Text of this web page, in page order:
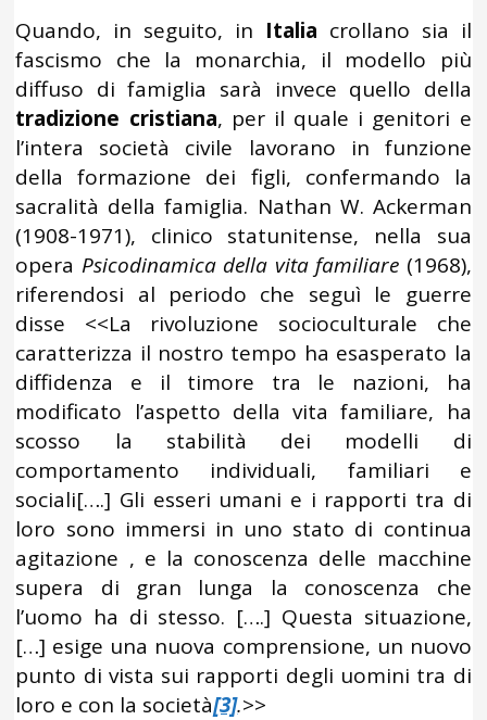
Quando, in seguito, in Italia crollano sia il
fascismo che la monarchia, il modello più
diffuso di famiglia sarà invece quello della
tradizione cristiana, per il quale i genitori e
l’intera società civile lavorano in funzione
della formazione dei figli, confermando la
sacralità della famiglia. Nathan W. Ackerman
(1908-1971), clinico statunitense, nella sua
opera Psicodinamica della vita familiare (1968),
riferendosi al periodo che seguì le guerre
disse <<La rivoluzione socioculturale che
caratterizza il nostro tempo ha esasperato la
diffidenza e il timore tra le nazioni, ha
modificato l’aspetto della vita familiare, ha
scosso la stabilità dei modelli di
comportamento individuali, familiari e
sociali[….] Gli esseri umani e i rapporti tra di
loro sono immersi in uno stato di continua
agitazione , e la conoscenza delle macchine
supera di gran lunga la conoscenza che
l’uomo ha di stesso. [….] Questa situazione,
[…] esige una nuova comprensione, un nuovo
punto di vista sui rapporti degli uomini tra di
loro e con la società[3].>>